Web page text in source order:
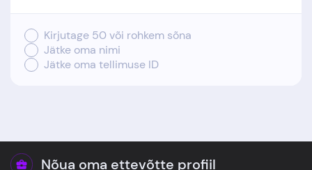
Kirjutage 50 või rohkem sõna
Jätke oma nimi
Jätke oma tellimuse ID
Nõua oma ettevõtte profiil